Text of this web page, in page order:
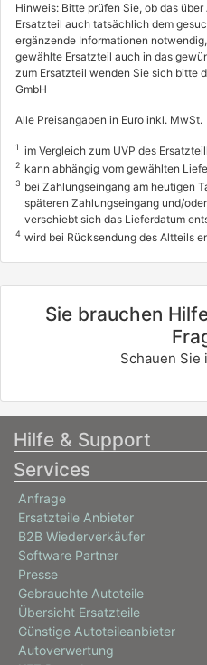
Hinweis: Bitte prüfen Sie, ob das
Ersatzteil auch tatsächlich dem
ergänzende Informationen
gewählte Ersatzteil auch in das
zum Ersatzteil wenden Sie sich bitte
GmbH
Alle Preisangaben in Euro inkl. MwSt.
1 im Vergleich zum UVP des
2 kann abhängig vom gewählten
3 bei Zahlungseingang am heutigen
späteren Zahlungseingang und/
verschiebt sich das Lieferdatum
4 wird bei Rücksendung des Altteils
Sie brauchen
Schauen Sie
Hilfe & Support
Services
Anfrage
Ersatzteile Anbieter
B2B Wiederverkäufer
Software Partner
Presse
Gebrauchte Autoteile
Übersicht Ersatzteile
Günstige Autoteileanbieter
Autoverwertung